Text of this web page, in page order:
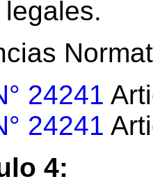
24241
24241
4: